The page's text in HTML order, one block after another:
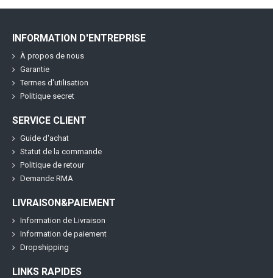
INFORMATION D'ENTREPRISE
À propos de nous
Garantie
Termes d'utilisation
Politique secret
SERVICE CLIENT
Guide d'achat
Statut de la commande
Politique de retour
Demande RMA
LIVRAISON&PAIEMENT
Information de Livraison
Information de paiement
Dropshipping
LINKS RAPIDES